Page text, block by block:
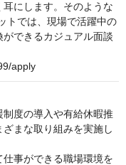
にします。そのような
トでは、現場で活躍中の
できるカジュアル面談
apply
度の導入や有給休暇推
まな取り組みを実施し
事ができる職場環境を